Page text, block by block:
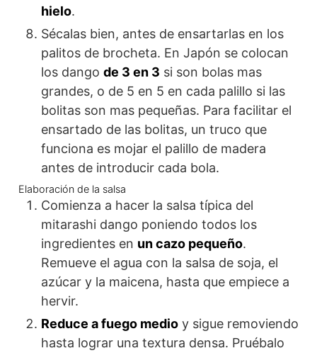
hielo.
Sécalas bien, antes de ensartarlas en los
palitos de brocheta. En Japón se colocan
los dango de 3 en 3 si son bolas mas
grandes, o de 5 en 5 en cada palillo si las
bolitas son mas pequeñas. Para facilitar el
ensartado de las bolitas, un truco que
funciona es mojar el palillo de madera
antes de introducir cada bola.
Elaboración de la salsa
Comienza a hacer la salsa típica del
mitarashi dango poniendo todos los
ingredientes en un cazo pequeño.
Remueve el agua con la salsa de soja, el
azúcar y la maicena, hasta que empiece a
hervir.
Reduce a fuego medio y sigue removiendo
hasta lograr una textura densa. Pruébalo